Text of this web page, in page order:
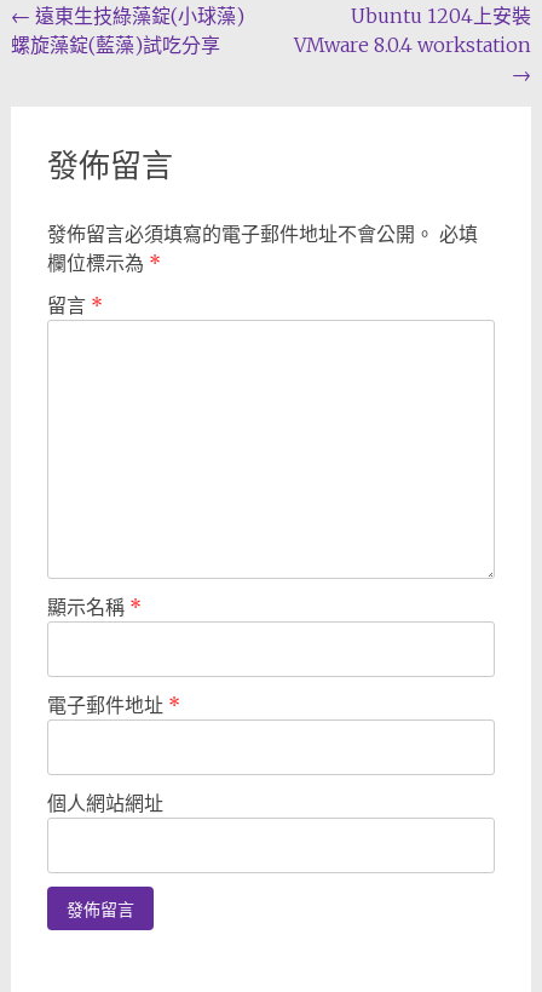
Post
navigation
← 遠東生技綠藻錠(小球藻)
螺旋藻錠(藍藻)試吃分享
Ubuntu 1204上安裝
VMware 8.0.4 workstation
→
發佈留言
發佈留言必須填寫的電子郵件地址不會公開。 必填
欄位標示為 *
留言 *
顯示名稱 *
電子郵件地址 *
個人網站網址